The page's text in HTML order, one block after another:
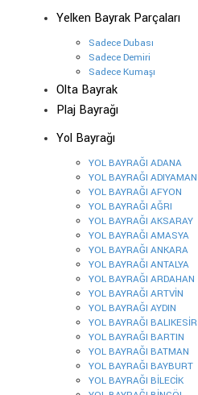
Yelken Bayrak Parçaları
Sadece Dubası
Sadece Demiri
Sadece Kumaşı
Olta Bayrak
Plaj Bayrağı
Yol Bayrağı
YOL BAYRAĞI ADANA
YOL BAYRAĞI ADIYAMAN
YOL BAYRAĞI AFYON
YOL BAYRAĞI AĞRI
YOL BAYRAĞI AKSARAY
YOL BAYRAĞI AMASYA
YOL BAYRAĞI ANKARA
YOL BAYRAĞI ANTALYA
YOL BAYRAĞI ARDAHAN
YOL BAYRAĞI ARTVİN
YOL BAYRAĞI AYDIN
YOL BAYRAĞI BALIKESİR
YOL BAYRAĞI BARTIN
YOL BAYRAĞI BATMAN
YOL BAYRAĞI BAYBURT
YOL BAYRAĞI BİLECİK